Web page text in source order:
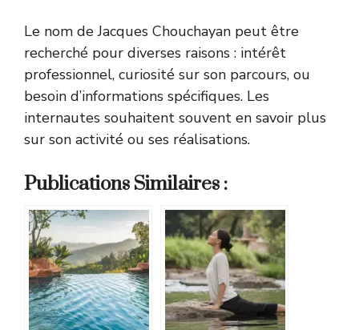
Le nom de Jacques Chouchayan peut être
recherché pour diverses raisons : intérêt
professionnel, curiosité sur son parcours, ou
besoin d’informations spécifiques. Les
internautes souhaitent souvent en savoir plus
sur son activité ou ses réalisations.
Publications Similaires :